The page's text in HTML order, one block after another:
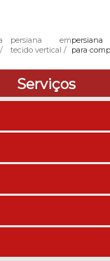
persiana em
tecido vertical
para
Serviços